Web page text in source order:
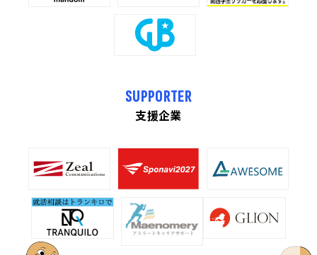
SUPPORTER
支援企業